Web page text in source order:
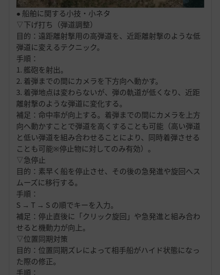
● 船舶に関する小技・小ネタ
▽下げ打ち（弾道調整）
目的：遠距離射撃用の高弾道を、近距離射撃のような低
弾道に変えるテクニック。
手順：
1. 艦砲を射出。
2. 着弾までの間にカメラを下方向へ動かす。
3. 着弾地点は変わらないが、弾の軌道が低くなり、近距
離射撃のような弾道に変化する。
補足：命中率が向上する。着弾までの間にカメラを上方
向へ動かすことで弾道を高くすることも可能（高い弾道
と低い弾道を組み合わせることにより、同時着弾させる
ことも可能※停止物に対してのみ有効）。
▽急停止
目的：素早く船を停止させ、その後の急発進や旋回へス
ムーズに移行する。
手順：
S → T → S の順でキーを入力。
補足：停止直後に「クリック旋回」や急発進と組み合わ
せると機動力が向上。
▽位置同期対策
目的：位置同期ズレによって相手船がハイド状態になっ
た際の修正。
手順：